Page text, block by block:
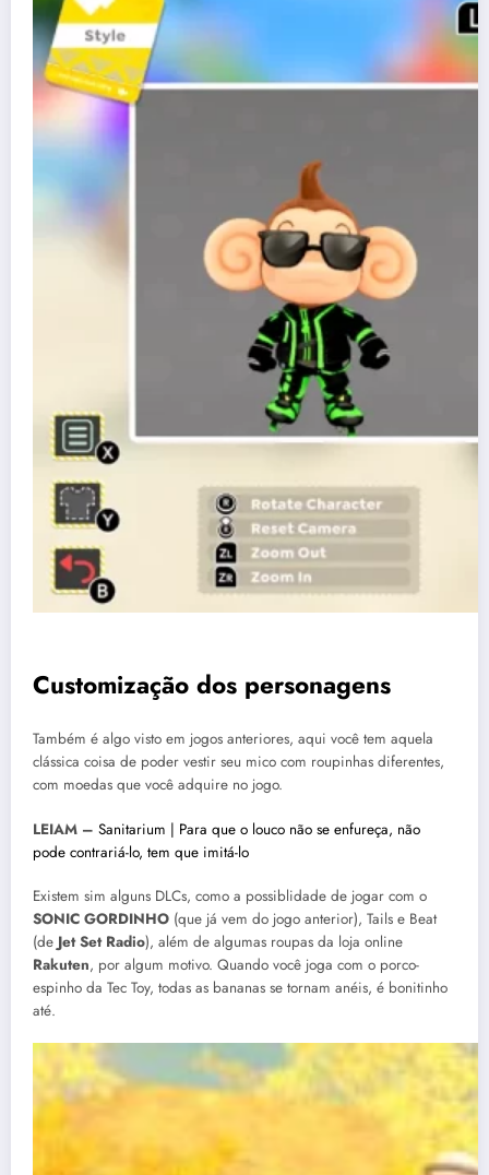
Customização dos personagens
Também é algo visto em jogos anteriores, aqui você tem aquela
clássica coisa de poder vestir seu mico com roupinhas diferentes,
com moedas que você adquire no jogo.
LEIAM – Sanitarium | Para que o louco não se enfureça, não
pode contrariá-lo, tem que imitá-lo
Existem sim alguns DLCs, como a possiblidade de jogar com o
SONIC GORDINHO (que já vem do jogo anterior), Tails e Beat
(de Jet Set Radio), além de algumas roupas da loja online
Rakuten, por algum motivo. Quando você joga com o porco-
espinho da Tec Toy, todas as bananas se tornam anéis, é bonitinho
até.